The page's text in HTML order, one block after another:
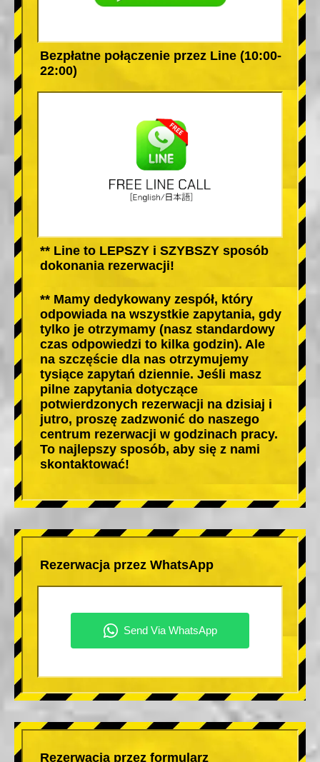
Bezpłatne połączenie przez Line (10:00-
22:00)
** Line to LEPSZY i SZYBSZY sposób
dokonania rezerwacji!
** Mamy dedykowany zespół, który
odpowiada na wszystkie zapytania, gdy
tylko je otrzymamy (nasz standardowy
czas odpowiedzi to kilka godzin). Ale
na szczęście dla nas otrzymujemy
tysiące zapytań dziennie. Jeśli masz
pilne zapytania dotyczące
potwierdzonych rezerwacji na dzisiaj i
jutro, proszę zadzwonić do naszego
centrum rezerwacji w godzinach pracy.
To najlepszy sposób, aby się z nami
skontaktować!
Rezerwacja przez WhatsApp
Rezerwacja przez formularz